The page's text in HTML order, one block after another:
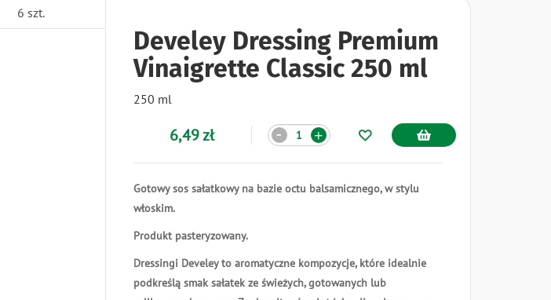
Develey Dressing Premium
Vinaigrette Classic 250 ml
250 ml
6,49 zł
6 szt.
Ilość +
-
Gotowy sos sałatkowy na bazie octu balsamicznego, w stylu
włoskim.
Produkt pasteryzowany.
Dressingi Develey to aromatyczne kompozycje, które idealnie
podkreślą smak sałatek ze świeżych, gotowanych lub